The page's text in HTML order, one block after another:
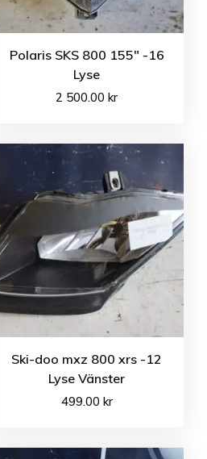
Polaris SKS 800 155″ -16
Lyse
2 500.00kr
Ski-doo mxz 800 xrs -12
Lyse Vänster
499.00 kr